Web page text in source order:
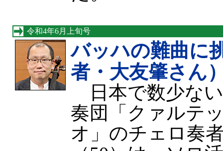
令和4年6月上旬号
バッハの難曲に
者・大友肇さん
日本で数少な
奏団「クァルテ
オ」のチェロ奏